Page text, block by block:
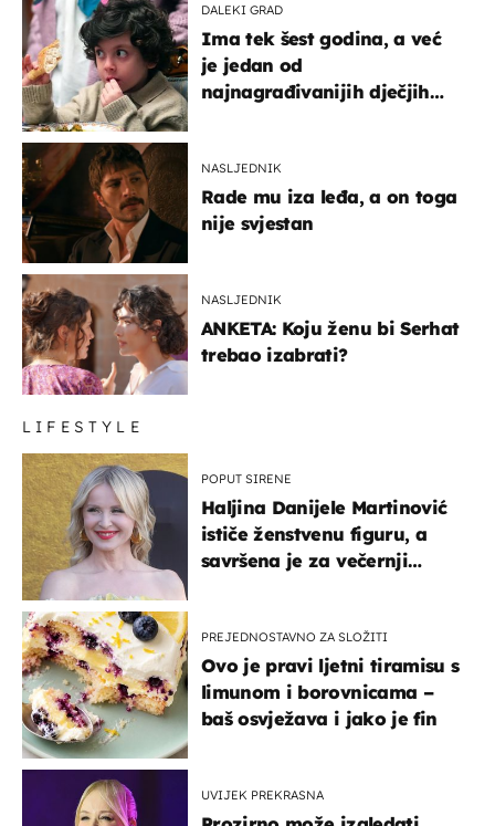
DALEKI GRAD
Ima tek šest godina, a već
je jedan od
najnagrađivanijih dječjih
NASLJEDNIK
Rade mu iza leđa, a on toga
nije svjestan
NASLJEDNIK
ANKETA: Koju ženu bi Serhat
trebao izabrati?
LIFESTYLE
POPUT SIRENE
Haljina Danijele Martinović
ističe ženstvenu figuru, a
savršena je za večernji
PREJEDNOSTAVNO ZA SLOŽITI
Ovo je pravi ljetni tiramisu s
limunom i borovnicama –
baš osvježava i jako je fin
UVIJEK PREKRASNA